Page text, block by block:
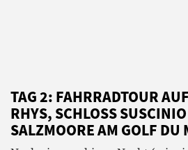
TAG 2: FAHRRADTOUR
RHYS, SCHLOSS
SALZMOORE AM GOLF DU